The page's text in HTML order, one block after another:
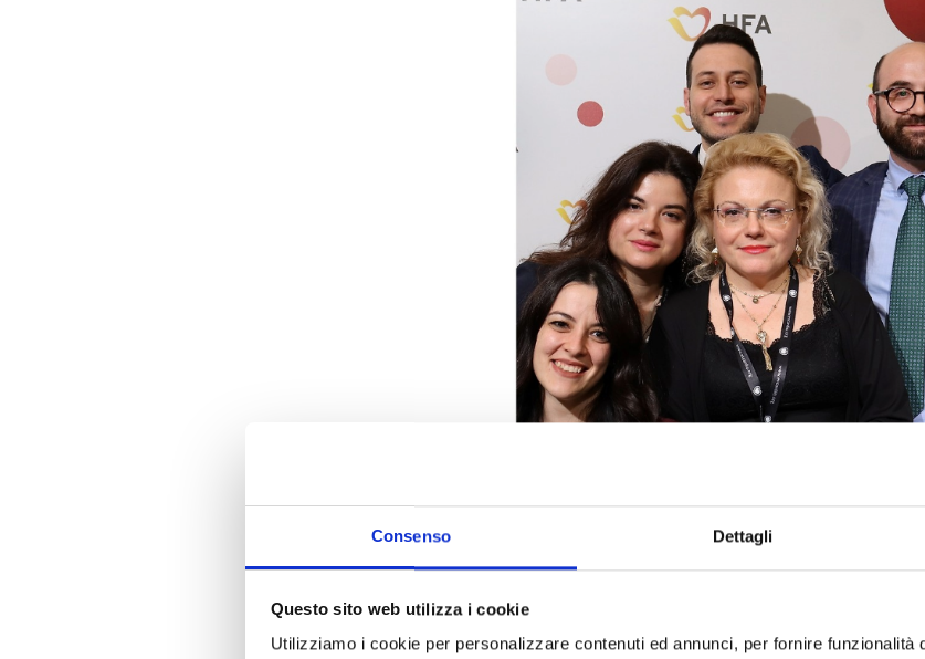
Consenso Dettagli
Questo sito web utilizza i cookie
Utilizziamo i cookie per personalizzare contenuti ed annunci, per fornire funzionalità